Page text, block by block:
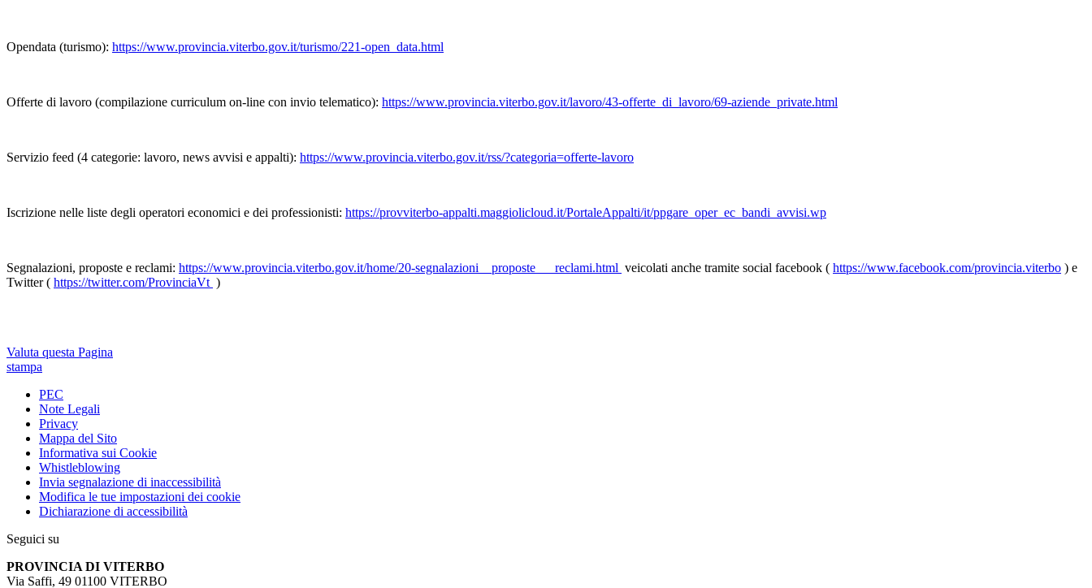
Opendata (turismo): https://www.provincia.viterbo.gov.it/turismo/221-open_data.html
Offerte di lavoro (compilazione curriculum on-line con invio telematico): https://www.provincia.viterbo.gov.it/lavoro/43-offerte_di_lavoro/69-aziende_private.html
Servizio feed (4 categorie: lavoro, news avvisi e appalti): https://www.provincia.viterbo.gov.it/rss/?categoria=offerte-lavoro
Iscrizione nelle liste degli operatori economici e dei professionisti: https://provviterbo-appalti.maggiolicloud.it/PortaleAppalti/it/ppgare_oper_ec_bandi_avvisi.wp
Segnalazioni, proposte e reclami: https://www.provincia.viterbo.gov.it/home/20-segnalazioni__proposte___reclami.html veicolati anche tramite social facebook ( https://www.facebook.com/provincia.viterbo ) e
Twitter ( https://twitter.com/ProvinciaVt )
Valuta questa Pagina
stampa
PEC
Note Legali
Privacy
Mappa del Sito
Informativa sui Cookie
Whistleblowing
Invia segnalazione di inaccessibilità
Modifica le tue impostazioni dei cookie
Dichiarazione di accessibilità
Seguici su
PROVINCIA DI VITERBO
Via Saffi, 49 01100 VITERBO